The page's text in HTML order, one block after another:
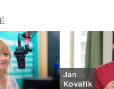
Jan
Kovařík